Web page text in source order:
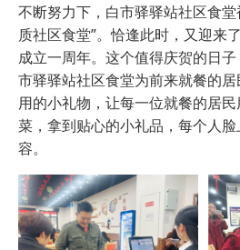
不断努力下，白市驿驿站社区食
质社区食堂”。恰逢此时，又迎来
成立一周年。这个值得庆贺的日
市驿驿站社区食堂为前来就餐的
用的小礼物，让每一位就餐的居
菜，拿到贴心的小礼品，每个人
容。